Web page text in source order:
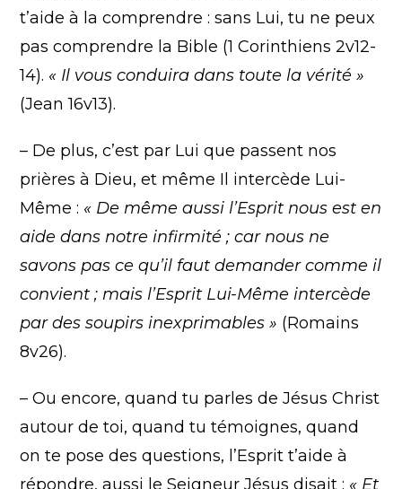
t’aide à la comprendre : sans Lui, tu ne peux
pas comprendre la Bible (1 Corinthiens 2v12-
14). « Il vous conduira dans toute la vérité »
(Jean 16v13).
– De plus, c’est par Lui que passent nos
prières à Dieu, et même Il intercède Lui-
Même : « De même aussi l’Esprit nous est en
aide dans notre infirmité ; car nous ne
savons pas ce qu’il faut demander comme il
convient ; mais l’Esprit Lui-Même intercède
par des soupirs inexprimables » (Romains
8v26).
– Ou encore, quand tu parles de Jésus Christ
autour de toi, quand tu témoignes, quand
on te pose des questions, l’Esprit t’aide à
répondre, aussi le Seigneur Jésus disait : « Et